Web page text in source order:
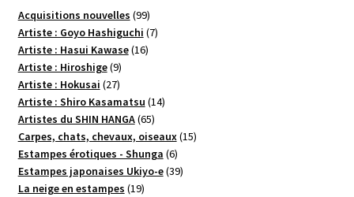
Acquisitions nouvelles 9999
produits
Artiste : Goyo Hashiguchi 77
Artiste : Hasui Kawase 1616
Artiste : Hiroshige 99
produits
Artiste : Hokusai 2727
produits
Artiste : Shiro Kasamatsu 1414
Artistes du SHIN HANGA 6565
produits
Carpes, chats, chevaux, oiseaux 1515
Estampes érotiques - Shunga 66
produits
Estampes japonaises Ukiyo-e 3939
La neige en estampes 1919